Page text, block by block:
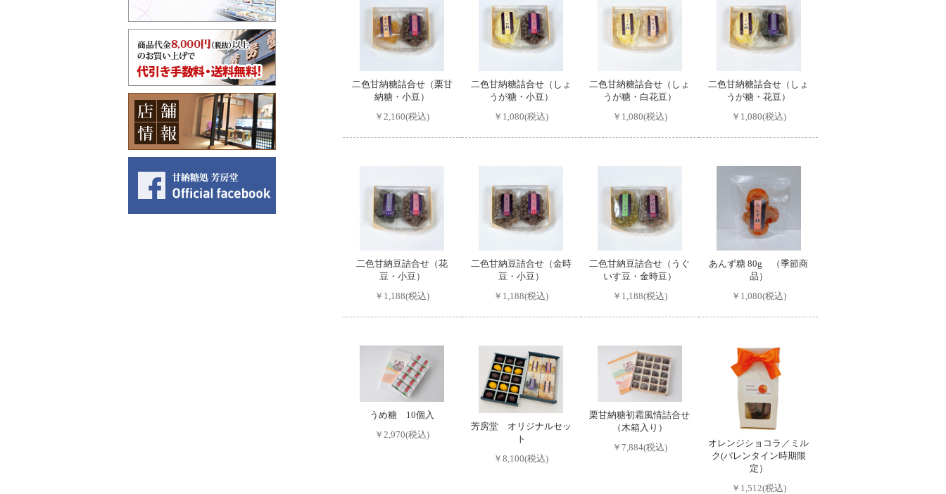
二色甘納糖詰合せ（栗甘
納糖・小豆）
￥2,160(税込)
二色甘納糖詰合せ（しょ
うが糖・小豆）
￥1,080(税込)
二色甘納糖詰合せ（しょ
うが糖・白花豆）
￥1,080(税込)
二色甘納糖詰合せ（しょ
うが糖・花豆）
￥1,080(税込)
二色甘納豆詰合せ（花
豆・小豆）
￥1,188(税込)
二色甘納豆詰合せ（金時
豆・小豆）
￥1,188(税込)
二色甘納豆詰合せ（うぐ
いす豆・金時豆）
￥1,188(税込)
あんず糖 80g （季節商
品）
￥1,080(税込)
うめ糖 10個入
￥2,970(税込)
芳房堂 オリジナルセッ
ト
￥8,100(税込)
栗甘納糖初霜風情詰合せ
（木箱入り）
￥7,884(税込)
オレンジショコラ／ミル
ク(バレンタイン時期限
定）
￥1,512(税込)